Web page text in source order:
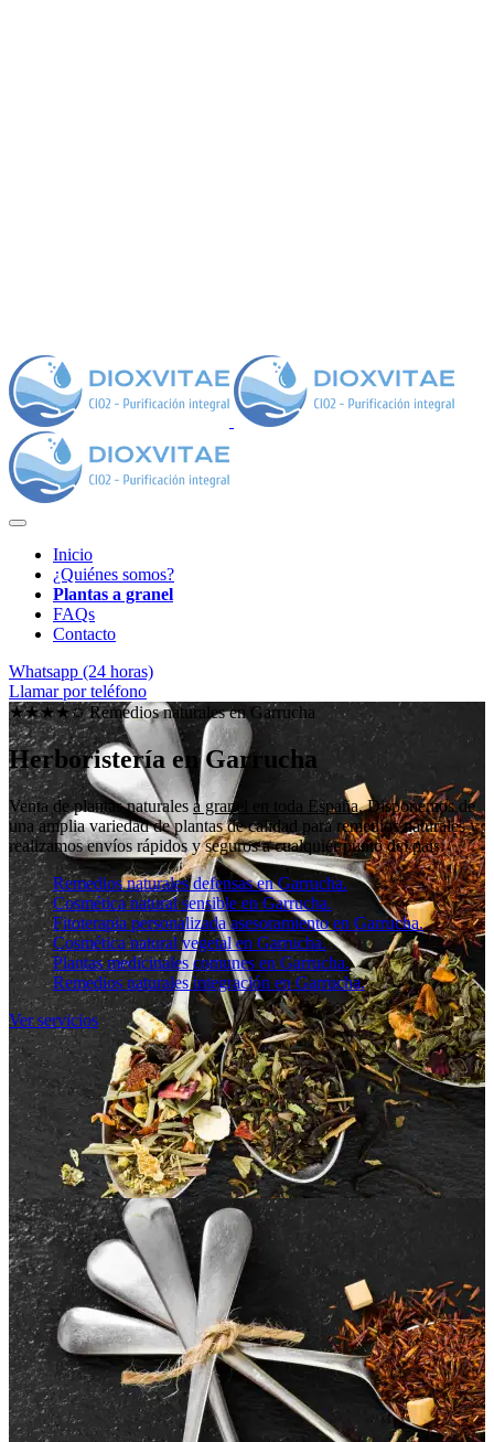
Inicio
¿Quiénes somos?
Plantas a granel
FAQs
Contacto
Whatsapp (24 horas)
Llamar por teléfono
★★★★✩ Remedios naturales en Garrucha
Herboristería en Garrucha
Venta de plantas naturalesa granel en toda España. Disponemos de
una amplia variedad de plantas de calidad para remedios naturales y
realizamos envíos rápidos y seguros a cualquier punto del país.
Remedios naturales defensas en Garrucha.
Cosmética natural sensible en Garrucha.
Fitoterapia personalizada asesoramiento en Garrucha.
Cosmética natural vegetal en Garrucha.
Plantas medicinales comunes en Garrucha.
Remedios naturales integración en Garrucha.
Ver servicios